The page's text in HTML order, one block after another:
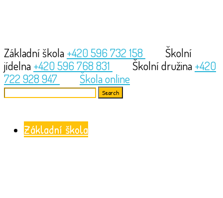
Základní škola +420 596 732 158
Školní
jídelna +420 596 768 831 Školní družina +420
722 928 947
Škola online
Search
Základní škola